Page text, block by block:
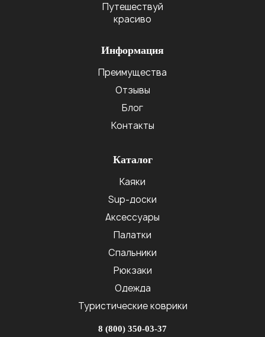
Путешествуй
красиво
Информация
Преимущества
Отзывы
Блог
Контакты
Каталог
Каяки
Sup-доски
Аксессуары
Палатки
Спальники
Рюкзаки
Одежда
Туристические коврики
8 (800) 350-03-37